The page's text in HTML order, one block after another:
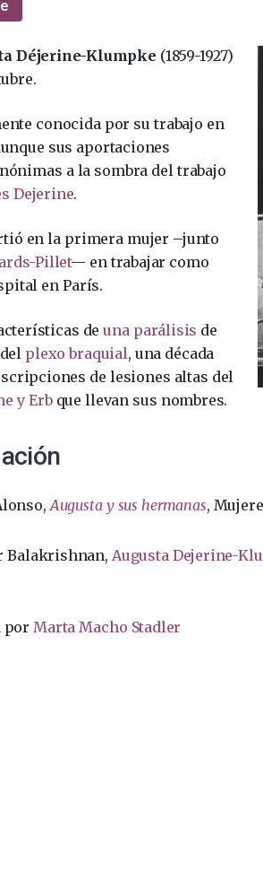
Déjerine-Klumpke (1859-1927)
conocida por su trabajo en
sus aportaciones
a la sombra del trabajo
Dejerine.
en la primera mujer –junto
Pillet— en trabajar como
en París.
deuna parálisis de
plexo braquial, una década
de lesiones altas del
y Erbque llevan sus nombres.
Augusta y sus hermanas,
Balakrishnan, Augusta Dejerine-
por Marta Macho Stadler